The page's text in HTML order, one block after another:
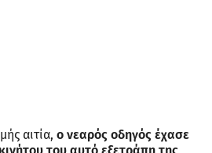
αιτία, ο νεαρός οδηγός έχασε